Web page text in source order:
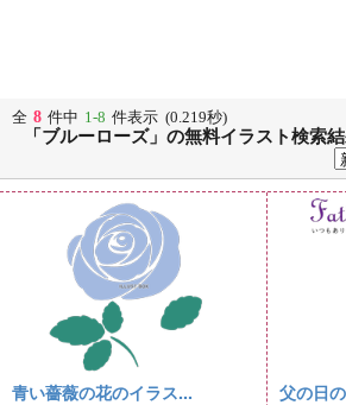
全 8 件中 1-8 件表示 (0.219秒)
「ブルーローズ」の無料イラスト検索
青い薔薇の花のイラス... 父の日